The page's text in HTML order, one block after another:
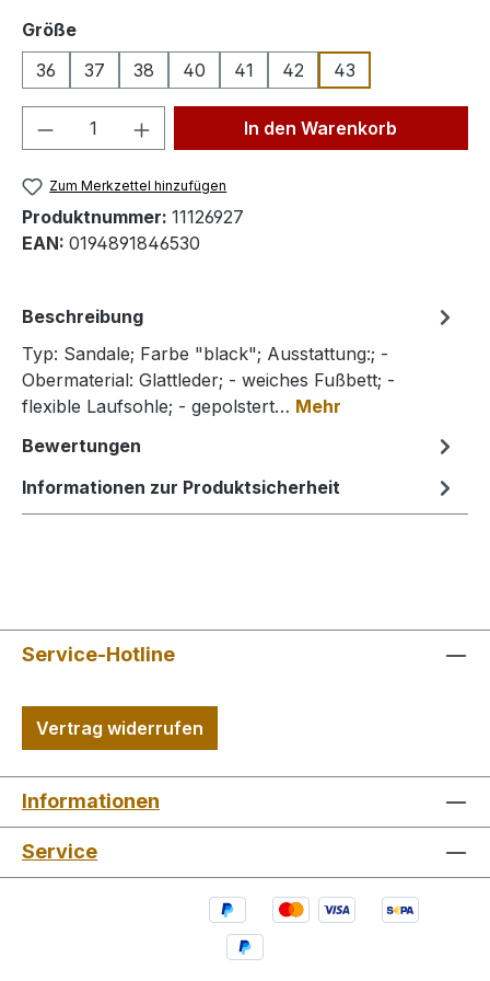
Größeauswählen
36
37 38 40 41 42 43
Produkt Anzahl: Gib denIn den Warenkorb
Zum Merkzettel hinzufügen
Produktnummer: 11126927
EAN: 0194891846530
Beschreibung
Typ: Sandale; Farbe "black"; Ausstattung:; -
Obermaterial: Glattleder; - weiches Fußbett; -
flexible Laufsohle; - gepolstert… Mehr
Bewertungen
Informationen zur Produktsicherheit
Service-Hotline
Vertrag widerrufen
Informationen
Service